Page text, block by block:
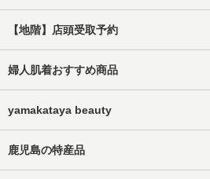
【地階】店頭受取予約
婦人肌着おすすめ商品
yamakataya beauty
鹿児島の特産品